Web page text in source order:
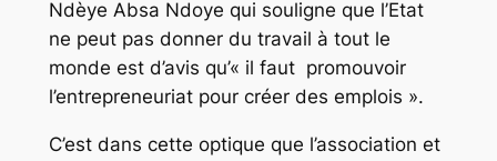
Ndèye Absa Ndoye qui souligne que l’Etat
ne peut pas donner du travail à tout le
monde est d’avis qu’« il faut promouvoir
l’entrepreneuriat pour créer des emplois ».
C’est dans cette optique que l’association et